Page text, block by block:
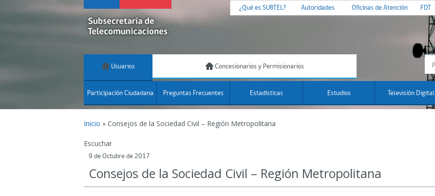
¿Qué es SUBTEL? Autoridades Oficinas de Atención FDT
Usuarios Concesionarios y Permisionarios
Participación Ciudadana Preguntas Frecuentes Estadísticas Estudios Televisión Digital
Inicio » Consejos de la Sociedad Civil – Región Metropolitana
Escuchar
9 de Octubre de 2017
Consejos de la Sociedad Civil – Región Metropolitana